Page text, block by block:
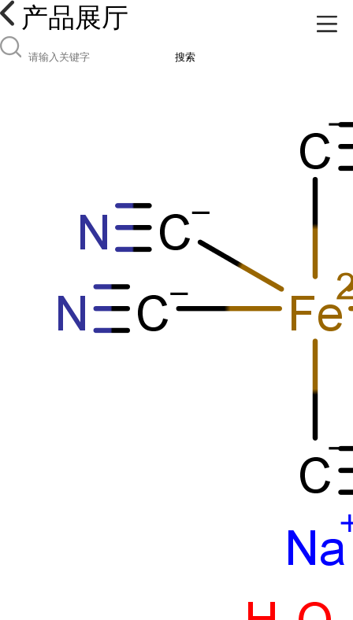
产品展厅
搜索